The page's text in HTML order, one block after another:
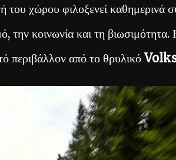
του χώρου φιλοξενεί καθημερινά
την κοινωνία και τη
περιβάλλον από το θρυλικό